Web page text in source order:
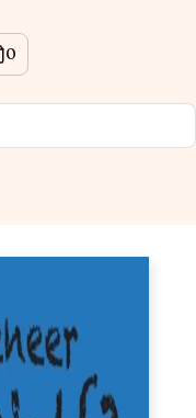
en ontvang
op te nemen, in